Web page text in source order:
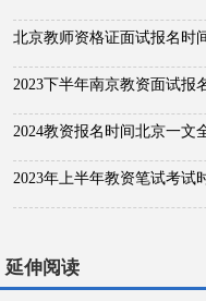
北京教师资格证面试报名时
2023下半年南京教资面试报
2024教资报名时间北京一文
2023年上半年教资笔试考试
延伸阅读